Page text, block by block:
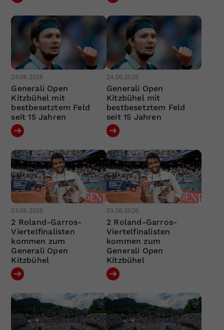
24.06.2026
Generali Open
Kitzbühel mit
bestbesetztem Feld
seit 15 Jahren
24.06.2026
Generali Open
Kitzbühel mit
bestbesetztem Feld
seit 15 Jahren
03.06.2026
2 Roland-Garros-
Viertelfinalisten
kommen zum
Generali Open
Kitzbühel
03.06.2026
2 Roland-Garros-
Viertelfinalisten
kommen zum
Generali Open
Kitzbühel